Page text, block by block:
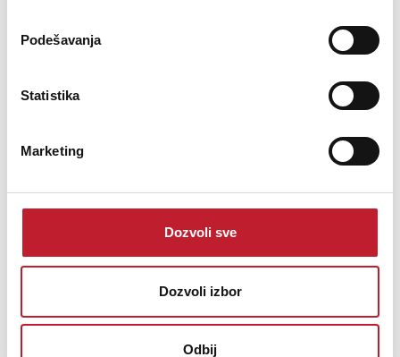
Podešavanja
Statistika
Marketing
Dozvoli sve
Dozvoli izbor
Odbij
DODAJ U KORPU